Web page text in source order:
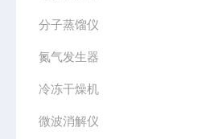
分子蒸馏仪
氮气发生器
冷冻干燥机
微波消解仪